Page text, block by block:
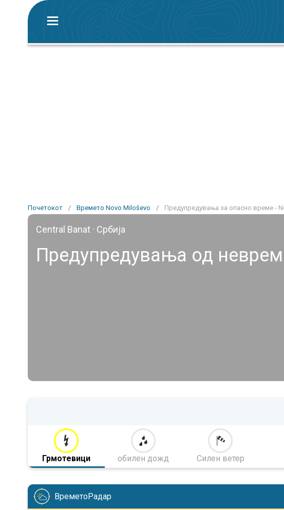
Почетокот / Времето Novo Miloševo / Предупредувања за опасно време -
Central Banat · Србија
Предупредувања од
Грмотевици обилен дожд Силен ветер
ВреметоРадар